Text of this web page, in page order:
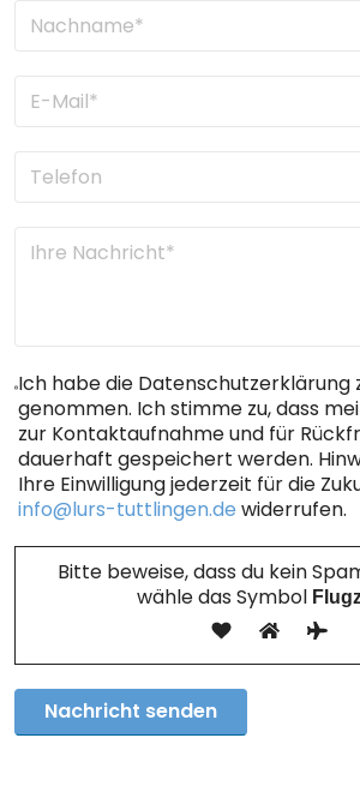
Ich habe die Datenschutzerklärung
genommen. Ich stimme zu, dass
zur Kontaktaufnahme und für
dauerhaft gespeichert werden.
Ihre Einwilligung jederzeit für die
info@lurs-tuttlingen.de widerrufen.
Bitte beweise, dass du kein
wähle das Symbol